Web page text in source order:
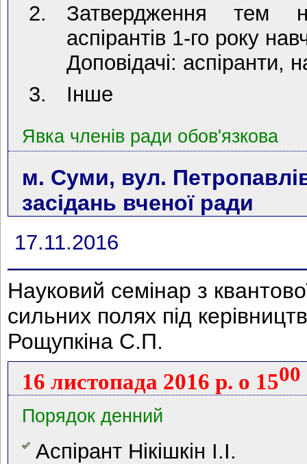
Затвердження тем
аспірантів 1-го року
Доповідачі: аспіранти,
Інше
Явка членів ради обов'язкова
м. Суми, вул.
засідань вченої ради
17.11.2016
Науковий семінар з
сильних полях під
Рощупкіна С.П.
16 листопада 2016 р. о 1500
Порядок денний
Аспірант Нікішкін І.І.